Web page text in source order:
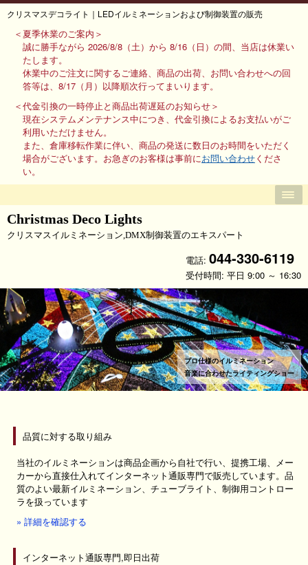
クリスマスデコライト｜LEDイルミネーションおよび制御装置の販売
＜夏季休業のご案内＞
誠に勝手ながら 2026/8/8（土）から 8/16（日）の間、当店は休業い
たします。
休業中のご注文に関するご連絡、商品の出荷、お問い合わせへの回
答等は、8/17（月）以降順次行ってまいります。
＜代金引換の一時停止と商品出荷遅延のお知らせ＞
現在システムメンテナンス中につき、代金引換によるお支払いがご
利用いただけません。
また、倉庫移転作業に伴い、商品の発送に数日のお時間をいただく
場合がございます。お急ぎのお客様は事前にお問い合わせくださ
い。
Christmas Deco Lights
クリスマスイルミネーション,DMX制御装置のエキスパート
電話: 044-330-6119
受付時間: 平日 9:00 ～ 16:30
プロ仕様のイルミネーション
音楽に合わせたライティングショー
品質に対する取り組み
当社のイルミネーションは商品企画から自社で行い、提携工場、メー
カーから直接仕入れてインターネット通販専門で販売しています。品
質のよい最新イルミネーション、チューブライト、制御用コントロー
ラを扱っています
» 詳細を確認する
インターネット通販専門,即日出荷